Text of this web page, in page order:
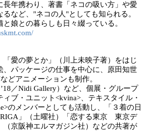
長年携わり、著書「ネコの吸い方」や愛
など、"ネコの人"としても知られる。
娘との暮らしも日々綴っている。
「愛の夢とか」（川上未映子著）をはじ
、パッケージの仕事を中心に、原田知世
どアニメーションも制作。
’18／Nidi Gallery）など、個展・グループ
ィブ・ユニット<kvina>、テキスタイル・
のメンバーとしても活動し、「３着の日
RIGA」（土曜社）「恋する東京 東京デ
（京阪神エルマガジン社）などの共著が